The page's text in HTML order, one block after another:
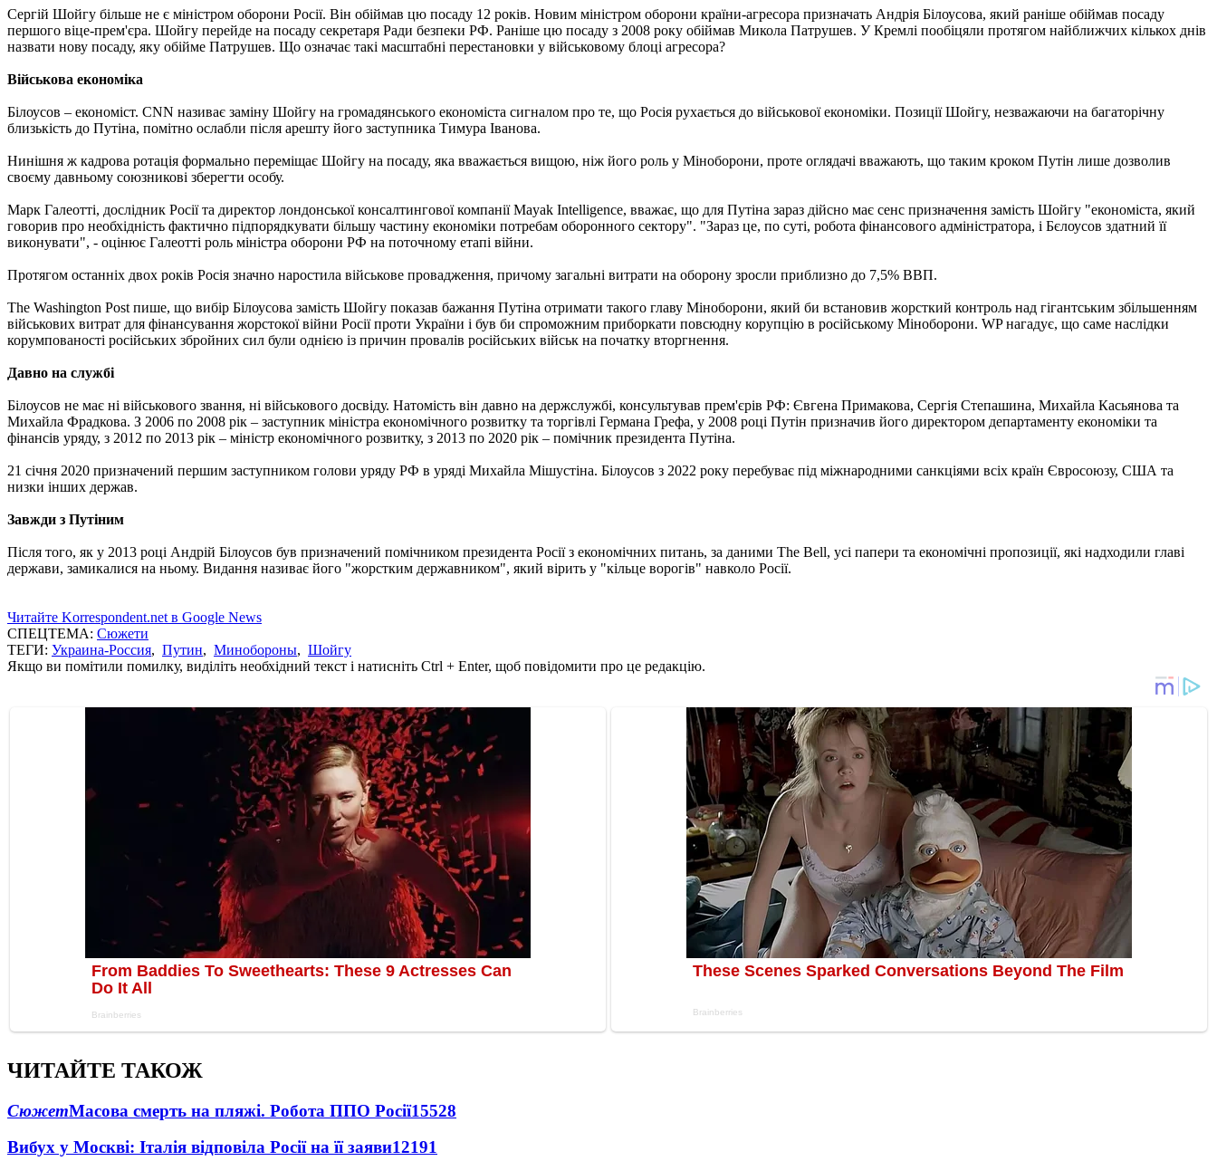
Сергій Шойгу більше не є міністром оборони Росії. Він обіймав цю посаду 12 років. Новим міністром оборони країни-агресора призначать Андрія Білоусова, який раніше обіймав посаду
першого віце-прем'єра. Шойгу перейде на посаду секретаря Ради безпеки РФ. Раніше цю посаду з 2008 року обіймав Микола Патрушев. У Кремлі пообіцяли протягом найближчих кількох днів
назвати нову посаду, яку обійме Патрушев. Що означає такі масштабні перестановки у військовому блоці агресора?
Військова економіка
Білоусов – економіст. CNN називає заміну Шойгу на громадянського економіста сигналом про те, що Росія рухається до військової економіки. Позиції Шойгу, незважаючи на багаторічну
близькість до Путіна, помітно ослабли після арешту його заступника Тимура Іванова.
Нинішня ж кадрова ротація формально переміщає Шойгу на посаду, яка вважається вищою, ніж його роль у Міноборони, проте оглядачі вважають, що таким кроком Путін лише дозволив
своєму давньому союзникові зберегти особу.
Марк Галеотті, дослідник Росії та директор лондонської консалтингової компанії Mayak Intelligencе, вважає, що для Путіна зараз дійсно має сенс призначення замість Шойгу "економіста, який
говорив про необхідність фактично підпорядкувати більшу частину економіки потребам оборонного сектору". "Зараз це, по суті, робота фінансового адміністратора, і Бєлоусов здатний її
виконувати", - оцінює Галеотті роль міністра оборони РФ на поточному етапі війни.
Протягом останніх двох років Росія значно наростила військове провадження, причому загальні витрати на оборону зросли приблизно до 7,5% ВВП.
The Washington Post пише, що вибір Білоусова замість Шойгу показав бажання Путіна отримати такого главу Міноборони, який би встановив жорсткий контроль над гігантським збільшенням
військових витрат для фінансування жорстокої війни Росії проти України і був би спроможним приборкати повсюдну корупцію в російському Міноборони. WP нагадує, що саме наслідки
корумпованості російських збройних сил були однією із причин провалів російських військ на початку вторгнення.
Давно на службі
Білоусов не має ні військового звання, ні військового досвіду. Натомість він давно на держслужбі, консультував прем'єрів РФ: Євгена Примакова, Сергія Степашина, Михайла Касьянова та
Михайла Фрадкова. З 2006 по 2008 рік – заступник міністра економічного розвитку та торгівлі Германа Грефа, у 2008 році Путін призначив його директором департаменту економіки та
фінансів уряду, з 2012 по 2013 рік – міністр економічного розвитку, з 2013 по 2020 рік – помічник президента Путіна.
21 січня 2020 призначений першим заступником голови уряду РФ в уряді Михайла Мішустіна. Білоусов з 2022 року перебуває під міжнародними санкціями всіх країн Євросоюзу, США та
низки інших держав.
Завжди з Путіним
Після того, як у 2013 році Андрій Білоусов був призначений помічником президента Росії з економічних питань, за даними The Bell, усі папери та економічні пропозиції, які надходили главі
держави, замикалися на ньому. Видання називає його "жорстким державником", який вірить у "кільце ворогів" навколо Росії.
Читайте Korrespondent.net в Google News
СПЕЦТЕМА: Сюжети
ТЕГИ: Украина-Россия, Путин, Минобороны, Шойгу
Якщо ви помітили помилку, виділіть необхідний текст і натисніть Ctrl + Enter, щоб повідомити про це редакцію.
ЧИТАЙТЕ ТАКОЖ
СюжетМасова смерть на пляжі. Робота ППО Росії15528
Вибух у Москві: Італія відповіла Росії на її заяви12191